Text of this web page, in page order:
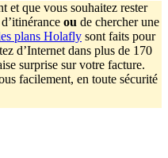
et que vous souhaitez rester
ou de chercher une
plans Holafly sont faits pour
d’Internet dans plus de 170
surprise sur votre facture.
facilement, en toute sécurité